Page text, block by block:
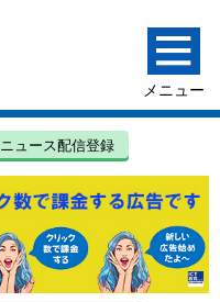
ニュース配信登録